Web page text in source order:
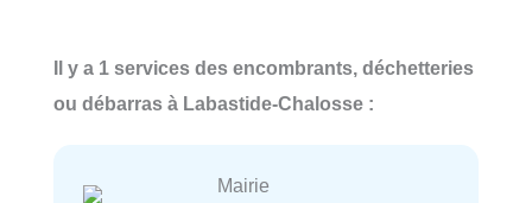
Il y a 1 services des encombrants, déchetteries
ou débarras à Labastide-Chalosse :
Mairie